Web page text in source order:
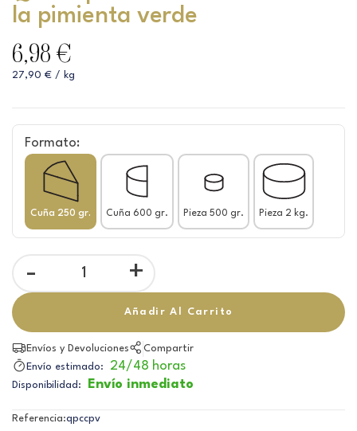
la pimienta verde
6,98 €
27,90 € / kg
Formato:
Cuña 250 gr. Cuña 600 gr. Pieza 500 gr. Pieza 2 kg.
- +
Añadir Al Carrito
Envíos y Devoluciones
Compartir
Envío estimado: 24/48 horas
Disponibilidad: Envío inmediato
Referencia:qpccpv